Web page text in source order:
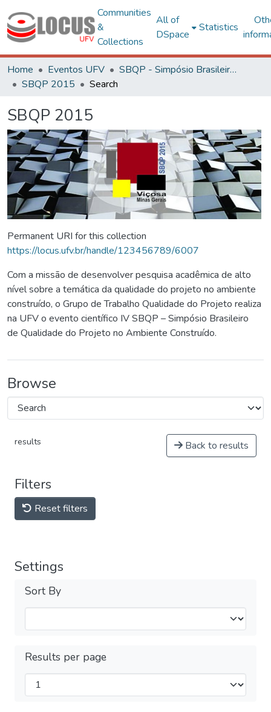
Communities
&
Collections
All of
DSpace
Statistics
Home Eventos UFV
SBQP - Simpósio Brasileiro de Qualidade do Projeto no Ambiente Construído
SBQP 2015
Search
SBQP 2015
Permanent URI for this collection
https://locus.ufv.br/handle/123456789/6007
Com a missão de desenvolver pesquisa acadêmica de alto
nível sobre a temática da qualidade do projeto no ambiente
construído, o Grupo de Trabalho Qualidade do Projeto realiza
na UFV o evento científico IV SBQP – Simpósio Brasileiro
de Qualidade do Projeto no Ambiente Construído.
Browse
results Back to results
Filters
Reset filters
Settings
Sort By
Results per page